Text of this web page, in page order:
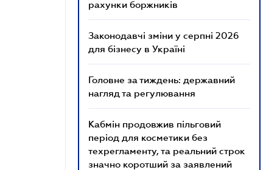
рахунки боржників
Законодавчі зміни у серпні 2026
для бізнесу в Україні
Головне за тиждень: державний
нагляд та регулювання
Кабмін продовжив пільговий
період для косметики без
техрегламенту, та реальний строк
значно коротший за заявлений